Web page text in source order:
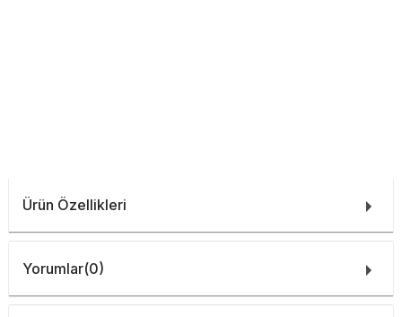
Ürün Özellikleri
Yorumlar(0)